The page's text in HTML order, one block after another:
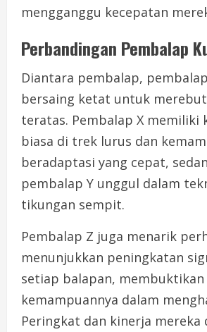
mengganggu kecepatan
Perbandingan Pembalap
Diantara pembalap,
bersaing ketat untuk
teratas. Pembalap X memiliki
biasa di trek lurus dan
beradaptasi yang cepat,
pembalap Y unggul dalam
tikungan sempit.
Pembalap Z juga menarik
menunjukkan peningkatan
setiap balapan, membuktikan
kemampuannya dalam
Peringkat dan kinerja